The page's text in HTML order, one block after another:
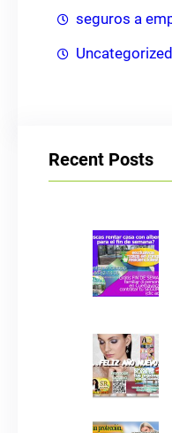
seguros a
Uncategorized
Recent Posts